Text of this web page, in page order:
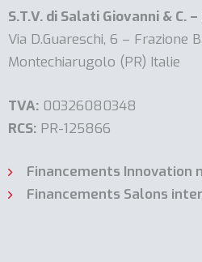
S.T.V. di Salati Giovanni & C. –
Via D.Guareschi, 6 – Frazione
Montechiarugolo (PR) Italie
TVA: 00326080348
RCS: PR-125866
Financements Innovation
Financements Salons